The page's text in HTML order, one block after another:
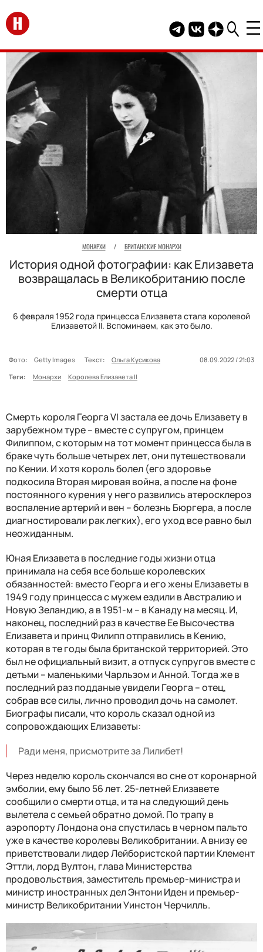
Перейти на главную
Telegram канал
Группа HELLO
Канал
МОНАРХИ / БРИТАНСКИЕ МОНАРХИ
История одной фотографии: как Елизавета
возвращалась в Великобританию после
смерти отца
6 февраля 1952 года принцесса Елизавета стала королевой
Елизаветой II. Вспоминаем, как это было.
Фото: Getty Images Текст: Ольга Кусикова
08.09.2022 / 21:03
Теги:
Монархи Королева Елизавета II
Смерть короля Георга VI застала ее дочь Елизавету в
зарубежном туре – вместе с супругом, принцем
Филиппом, с которым на тот момент принцесса была в
браке чуть больше четырех лет, они путешествовали
по Кении. И хотя король болел (его здоровье
подкосила Вторая мировая война, а после на фоне
постоянного курения у него развились атеросклероз
воспаление артерий и вен – болезнь Бюргера, а после
диагностировали рак легких), его уход все равно был
неожиданным.
Юная Елизавета в последние годы жизни отца
принимала на себя все больше королевских
обязанностей: вместо Георга и его жены Елизаветы в
1949 году принцесса с мужем ездили в Австралию и
Новую Зеландию, а в 1951-м – в Канаду на месяц. И,
наконец, последний раз в качестве Ее Высочества
Елизавета и принц Филипп отправились в Кению,
которая в те годы была британской территорией. Это
был не официальный визит, а отпуск супругов вместе с
детьми – маленькими Чарльзом и Анной. Тогда же в
последний раз подданые увидели Георга – отец,
собрав все силы, лично проводил дочь на самолет.
Биографы писали, что король сказал одной из
сопровождающих Елизаветы:
Ради меня, присмотрите за Лилибет!
Через неделю король скончался во сне от коронарной
эмболии, ему было 56 лет. 25-летней Елизавете
сообщили о смерти отца, и та на следующий день
вылетела с семьей обратно домой. По трапу в
аэропорту Лондона она спустилась в черном пальто
уже в качестве королевы Великобритании. А внизу ее
приветствовали лидер Лейбористской партии Клемент
Эттли, лорд Вултон, глава Министерства
продовольствия, заместитель премьер-министра и
министр иностранных дел Энтони Иден и премьер-
министр Великобритании Уинстон Черчилль.